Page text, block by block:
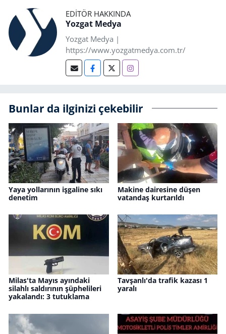
EDITÖR HAKKINDA
Yozgat Medya
Yozgat Medya |
https://www.yozgatmedya.com.tr/
Bunlar da ilginizi çekebilir
Yaya yollarının işgaline sıkı
denetim
Makine dairesine düşen
vatandaş kurtarıldı
Milas'ta Mayıs ayındaki
silahlı saldırının şüphelileri
yakalandı: 3 tutuklama
Tavşanlı'da trafik kazası 1
yaralı